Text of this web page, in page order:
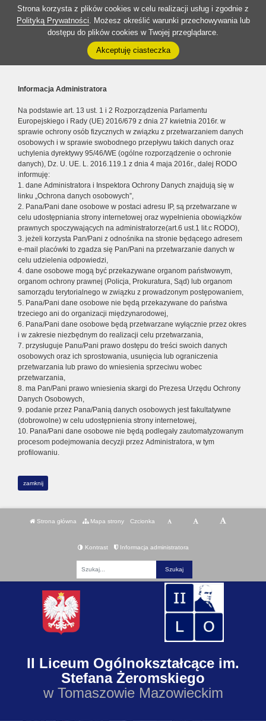
Strona korzysta z plików cookies w celu realizacji usług i zgodnie z
Polityką Prywatności. Możesz określić warunki przechowywania lub
dostępu do plików cookies w Twojej przeglądarce.
Akceptuję ciasteczka
Informacja Administratora
Na podstawie art. 13 ust. 1 i 2 Rozporządzenia Parlamentu
Europejskiego i Rady (UE) 2016/679 z dnia 27 kwietnia 2016r. w
sprawie ochrony osób fizycznych w związku z przetwarzaniem danych
osobowych i w sprawie swobodnego przepływu takich danych oraz
uchylenia dyrektywy 95/46/WE (ogólne rozporządzenie o ochronie
danych), Dz. U. UE. L. 2016.119.1 z dnia 4 maja 2016r., dalej RODO
informuję:
1. dane Administratora i Inspektora Ochrony Danych znajdują się w
linku „Ochrona danych osobowych”,
2. Pana/Pani dane osobowe w postaci adresu IP, są przetwarzane w
celu udostępniania strony internetowej oraz wypełnienia obowiązków
prawnych spoczywających na administratorze(art.6 ust.1 lit.c RODO),
3. jeżeli korzysta Pan/Pani z odnośnika na stronie będącego adresem
e-mail placówki to zgadza się Pan/Pani na przetwarzanie danych w
celu udzielenia odpowiedzi,
4. dane osobowe mogą być przekazywane organom państwowym,
organom ochrony prawnej (Policja, Prokuratura, Sąd) lub organom
samorządu terytorialnego w związku z prowadzonym postępowaniem,
5. Pana/Pani dane osobowe nie będą przekazywane do państwa
trzeciego ani do organizacji międzynarodowej,
6. Pana/Pani dane osobowe będą przetwarzane wyłącznie przez okres
i w zakresie niezbędnym do realizacji celu przetwarzania,
7. przysługuje Panu/Pani prawo dostępu do treści swoich danych
osobowych oraz ich sprostowania, usunięcia lub ograniczenia
przetwarzania lub prawo do wniesienia sprzeciwu wobec
przetwarzania,
8. ma Pan/Pani prawo wniesienia skargi do Prezesa Urzędu Ochrony
Danych Osobowych,
9. podanie przez Pana/Panią danych osobowych jest fakultatywne
(dobrowolne) w celu udostępnienia strony internetowej,
10. Pana/Pani dane osobowe nie będą podlegały zautomatyzowanym
procesom podejmowania decyzji przez Administratora, w tym
profilowaniu.
zamknij
Strona główna Mapa strony Czcionka
Kontrast Informacja administratora
II Liceum Ogólnokształcące im.
Stefana Żeromskiego
w Tomaszowie Mazowieckim